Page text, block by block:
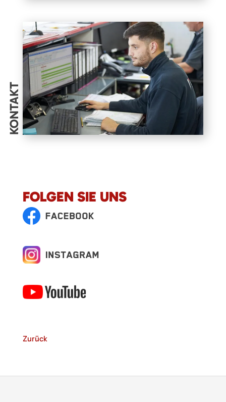
KONTAKT
FOLGEN SIE UNS
Zurück